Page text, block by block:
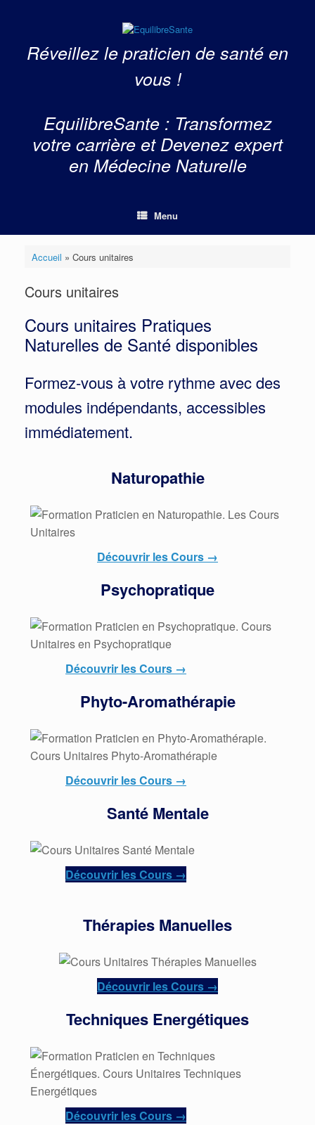
Réveillez le praticien de santé en
vous !
EquilibreSante : Transformez
votre carrière et Devenez expert
en Médecine Naturelle
Menu
Accueil » Cours unitaires
Cours unitaires
Cours unitaires Pratiques
Naturelles de Santé disponibles
Formez‑vous à votre rythme avec des
modules indépendants, accessibles
immédiatement.
Naturopathie
Découvrir les Cours →
Psychopratique
Découvrir les Cours →
Phyto-Aromathérapie
Découvrir les Cours →
Santé Mentale
Découvrir les Cours →
Thérapies Manuelles
Découvrir les Cours →
Techniques Energétiques
Découvrir les Cours →